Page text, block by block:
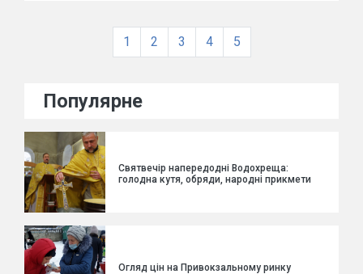
1 2 3 4 5
Популярне
Святвечір напередодні Водохреща:
голодна кутя, обряди, народні прикмети
Огляд цін на Привокзальному ринку